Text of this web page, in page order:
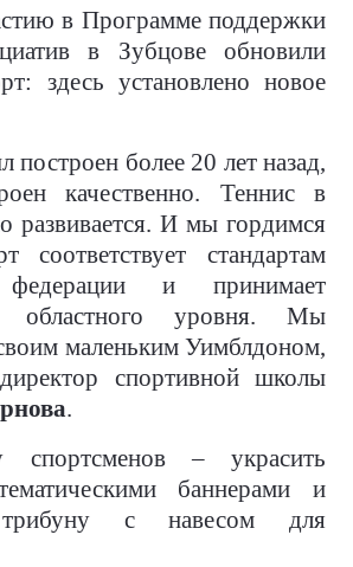
в Программе поддержки
в Зубцове обновили
здесь установлено новое
более 20 лет назад,
качественно. Теннис в
развивается. И мы гордимся
соответствует стандартам
федерации и принимает
областного уровня. Мы
маленьким Уимблдоном,
спортивной школы
.
– украсить
баннерами и
трибуну с навесом для